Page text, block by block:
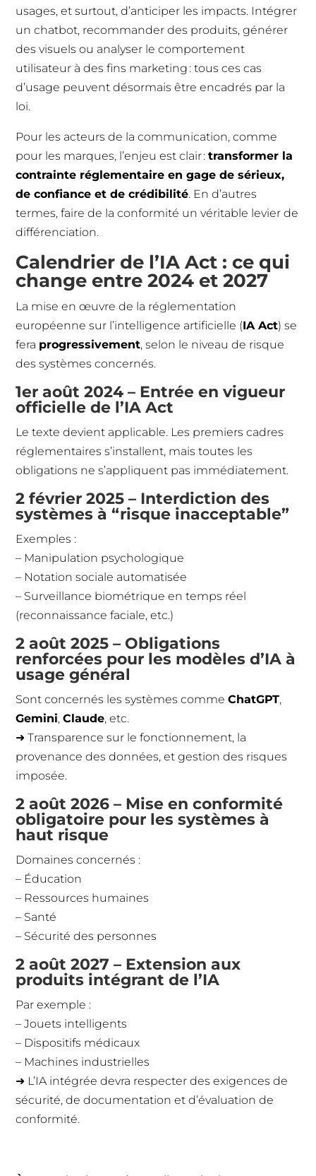
usages, et surtout, d’anticiper les impacts. Intégrer
un chatbot, recommander des produits, générer
des visuels ou analyser le comportement
utilisateur à des fins marketing : tous ces cas
d’usage peuvent désormais être encadrés par la
loi.
Pour les acteurs de la communication, comme
pour les marques, l’enjeu est clair :transformer la
contrainte réglementaire en gage de sérieux,
de confiance et de crédibilité. En d’autres
termes, faire de la conformité un véritable levier de
différenciation.
Calendrier de l’IA Act : ce qui
change entre 2024 et 2027
La mise en œuvre de la réglementation
européenne sur l’intelligence artificielle (IA Act) se
fera progressivement, selon le niveau de risque
des systèmes concernés.
1er août 2024 – Entrée en vigueur
officielle de l’IA Act
Le texte devient applicable. Les premiers cadres
réglementaires s’installent, mais toutes les
obligations ne s’appliquent pas immédiatement.
2 février 2025 – Interdiction des
systèmes à “risque inacceptable”
Exemples :
– Manipulation psychologique
– Notation sociale automatisée
– Surveillance biométrique en temps réel
(reconnaissance faciale, etc.)
2 août 2025 – Obligations
renforcées pour les modèles d’IA à
usage général
Sont concernés les systèmes commeChatGPT,
Gemini,Claude, etc.
➜ Transparence sur le fonctionnement, la
provenance des données, et gestion des risques
imposée.
2 août 2026 – Mise en conformité
obligatoire pour les systèmes à
haut risque
Domaines concernés :
– Éducation
– Ressources humaines
– Santé
– Sécurité des personnes
2 août 2027 – Extension aux
produits intégrant de l’IA
Par exemple :
– Jouets intelligents
– Dispositifs médicaux
– Machines industrielles
➜ L’IA intégrée devra respecter des exigences de
sécurité, de documentation et d’évaluation de
conformité.